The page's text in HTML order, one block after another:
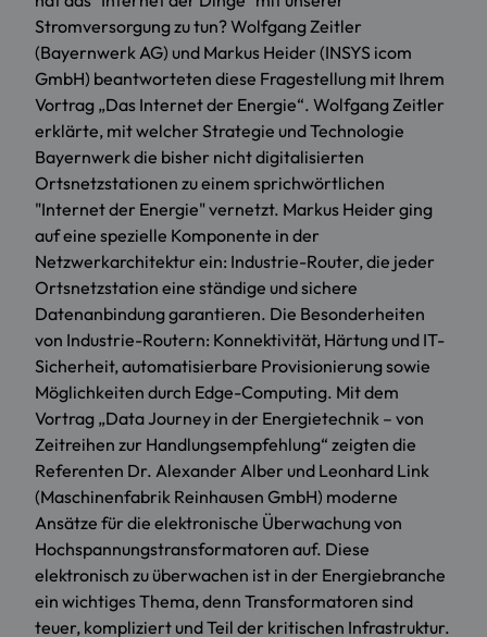
Stromversorgung zu tun? Wolfgang Zeitler
(Bayernwerk AG) und Markus Heider (INSYS icom
GmbH) beantworteten diese Fragestellung mit Ihrem
Vortrag „Das Internet der Energie“. Wolfgang Zeitler
erklärte, mit welcher Strategie und Technologie
Bayernwerk die bisher nicht digitalisierten
Ortsnetzstationen zu einem sprichwörtlichen
"Internet der Energie" vernetzt. Markus Heider ging
auf eine spezielle Komponente in der
Netzwerkarchitektur ein: Industrie-Router, die jeder
Ortsnetzstation eine ständige und sichere
Datenanbindung garantieren. Die Besonderheiten
von Industrie-Routern: Konnektivität, Härtung und IT-
Sicherheit, automatisierbare Provisionierung sowie
Möglichkeiten durch Edge-Computing. Mit dem
Vortrag „Data Journey in der Energietechnik – von
Zeitreihen zur Handlungsempfehlung“ zeigten die
Referenten Dr. Alexander Alber und Leonhard Link
(Maschinenfabrik Reinhausen GmbH) moderne
Ansätze für die elektronische Überwachung von
Hochspannungstransformatoren auf. Diese
elektronisch zu überwachen ist in der Energiebranche
ein wichtiges Thema, denn Transformatoren sind
teuer, kompliziert und Teil der kritischen Infrastruktur.